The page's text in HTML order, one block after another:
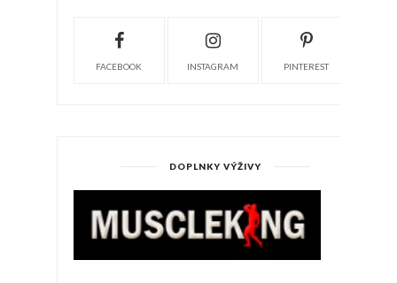
FACEBOOK INSTAGRAM PINTEREST
DOPLNKY VÝŽIVY